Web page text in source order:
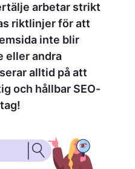
arbetar strikt
riktlinjer för att
inte blir
eller andra
alltid på att
och hållbar SEO-